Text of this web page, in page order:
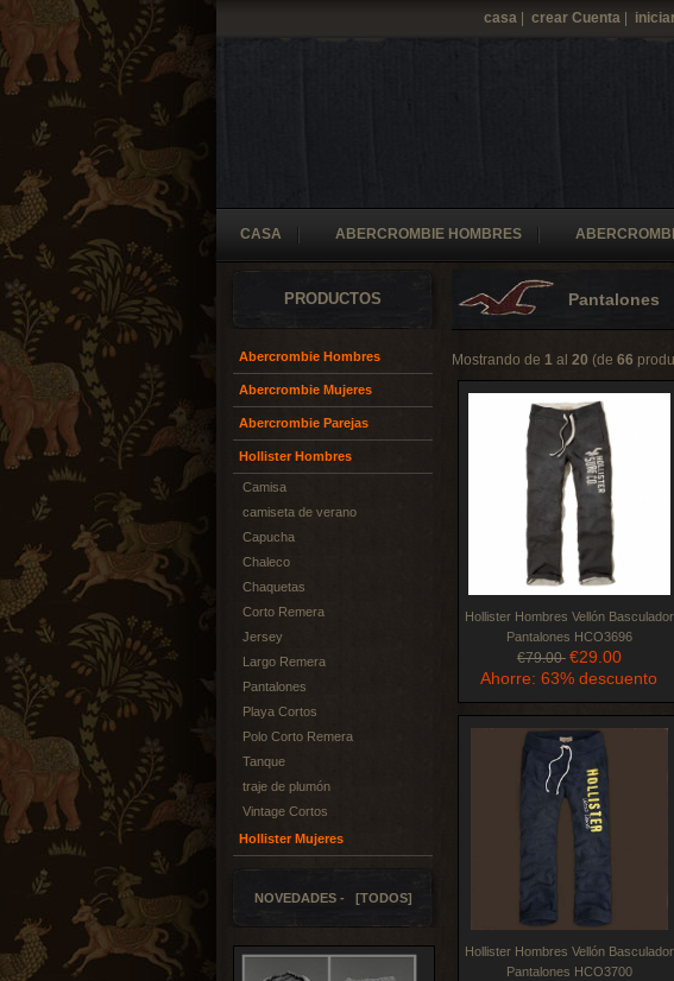
casa crear Cuenta
CASA ABERCROMBIE HOMBRES
PRODUCTOS
Abercrombie Hombres
Abercrombie Mujeres
Abercrombie Parejas
Hollister Hombres
Camisa
camiseta de verano
Capucha
Chaleco
Chaquetas
Corto Remera
Jersey
Largo Remera
Pantalones
Playa Cortos
Polo Corto Remera
Tanque
traje de plumón
Vintage Cortos
Hollister Mujeres
NOVEDADES - [TODOS]
Pantalones
Mostrando de 1 al 20 (de 66
Hollister Hombres Vellón Basculador
Pantalones HCO3696
€79.00 €29.00
Ahorre: 63% descuento
Hollister Hombres Vellón Basculador
Pantalones HCO3700